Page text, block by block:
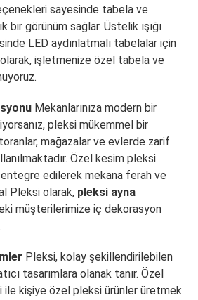
sayesinde tabela ve
bir görünüm sağlar. Üstelik ışığı
LED aydınlatmalı tabelalar için
olarak, işletmenize özel tabela ve
Mekanlarınıza modern bir
pleksi mükemmel bir
mağazalar ve evlerde zarif
Özel kesim pleksi
edilerek mekana ferah ve
Pleksi olarak, pleksi ayna
müşterilerimize iç dekorasyon
Pleksi, kolay şekillendirilebilen
tasarımlara olanak tanır. Özel
ile kişiye özel pleksi ürünler üretmek